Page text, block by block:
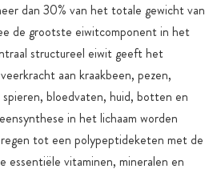
dan 30% van het totale gewicht van
de grootste eiwitcomponent in het
structureel eiwit geeft het
aan kraakbeen, pezen,
bloedvaten, huid, botten en
in het lichaam worden
tot een polypeptideketen met de
essentiële vitaminen, mineralen en